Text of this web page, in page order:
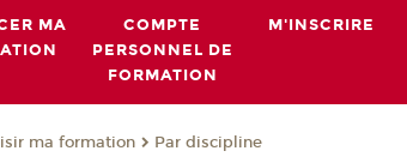
MA
COMPTE
PERSONNEL DE
FORMATION
M'INSCRIRE
ma formation Par discipline